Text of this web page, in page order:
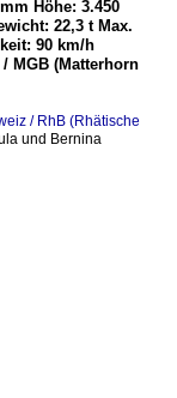
Höhe: 3.450
22,3 t Max.
90 km/h
MGB (Matterhorn
/ RhB (Rhätische
und Bernina